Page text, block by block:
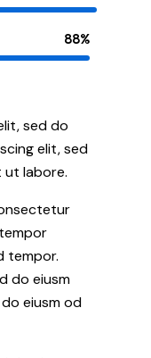
88%
sed do
elit, sed
ut labore.
tempor.
do eiusm
eiusm od